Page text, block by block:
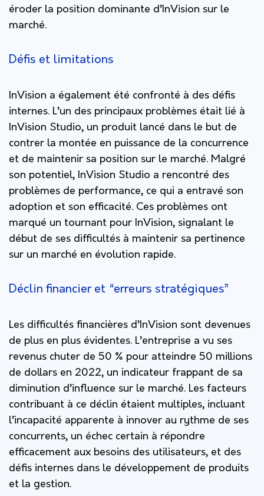
éroder la position dominante d’InVision sur le
marché​​.
Défis et limitations
InVision a également été confronté à des défis
internes. L’un des principaux problèmes était lié à
InVision Studio, un produit lancé dans le but de
contrer la montée en puissance de la concurrence
et de maintenir sa position sur le marché. Malgré
son potentiel, InVision Studio a rencontré des
problèmes de performance, ce qui a entravé son
adoption et son efficacité. Ces problèmes ont
marqué un tournant pour InVision, signalant le
début de ses difficultés à maintenir sa pertinence
sur un marché en évolution rapide.
Déclin financier et “erreurs stratégiques”
Les difficultés financières d’InVision sont devenues
de plus en plus évidentes. L’entreprise a vu ses
revenus chuter de 50 % pour atteindre 50 millions
de dollars en 2022, un indicateur frappant de sa
diminution d’influence sur le marché. Les facteurs
contribuant à ce déclin étaient multiples, incluant
l’incapacité apparente à innover au rythme de ses
concurrents, un échec certain à répondre
efficacement aux besoins des utilisateurs, et des
défis internes dans le développement de produits
et la gestion.